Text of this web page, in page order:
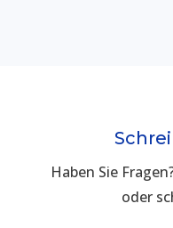
Haben Sie
oder